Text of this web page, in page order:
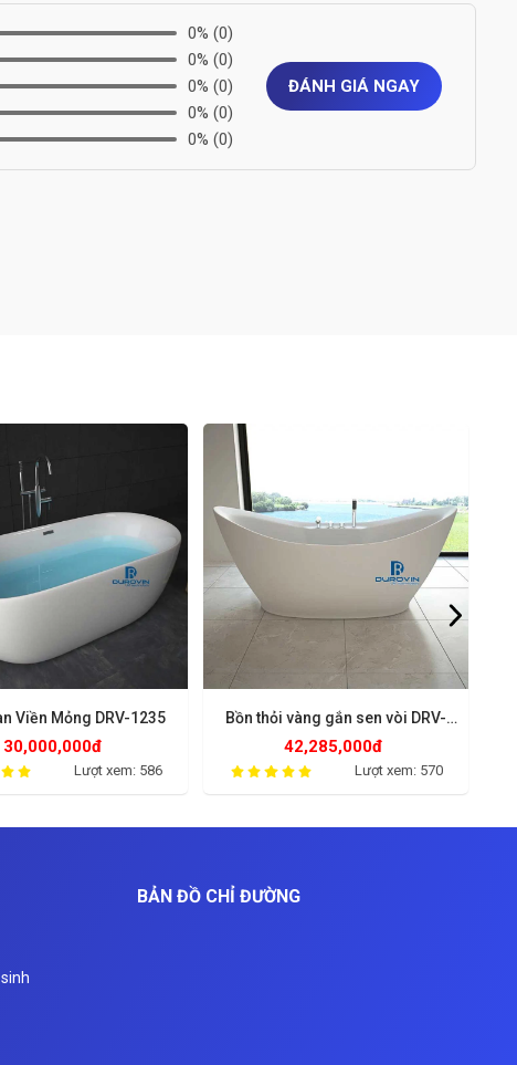
0% (0)
0% (0)
0% (0)
0% (0)
0% (0)
ĐÁNH GIÁ NGAY
Viền Mỏng DRV-1235
30,000,000đ
Lượt xem: 586
Bồn thỏi vàng gắn sen vòi DRV-
1208
42,285,000đ
Lượt xem: 570
BẢN ĐỒ CHỈ ĐƯỜNG